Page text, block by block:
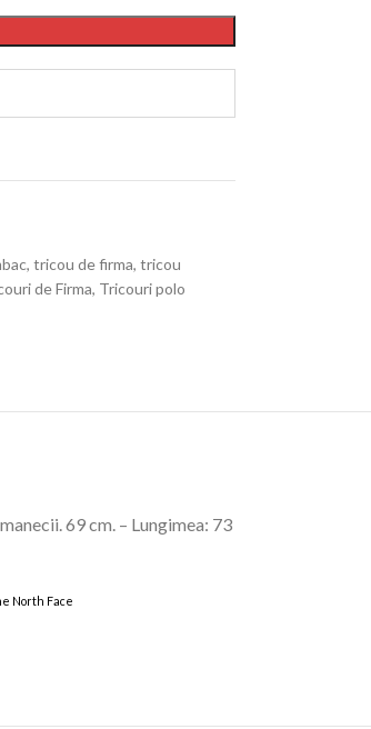
, tricou de firma, tricou
de Firma, Tricouri polo
69 cm. – Lungimea: 73
North Face